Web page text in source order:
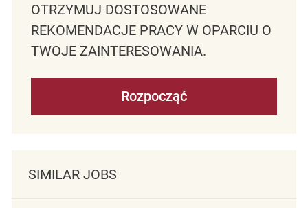
OTRZYMUJ DOSTOSOWANE
REKOMENDACJE PRACY W OPARCIU O
TWOJE ZAINTERESOWANIA.
Rozpocząć
SIMILAR JOBS